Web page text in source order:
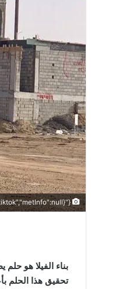
{"data":{"product":"tiktok","metInfo":null}}
بناء الفيلا هو
تحقيق هذا الحلم